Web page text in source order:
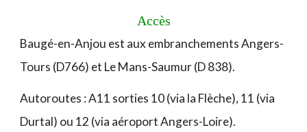
Accès
Baugé-en-Anjou est aux embranchements Angers-
Tours (D766) et Le Mans-Saumur (D 838).
Autoroutes : A11 sorties 10 (via la Flèche), 11 (via
Durtal) ou 12 (via aéroport Angers-Loire).